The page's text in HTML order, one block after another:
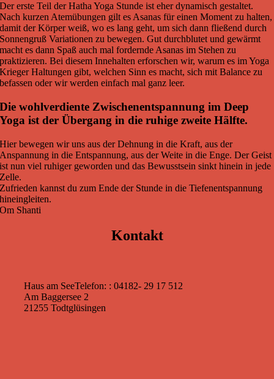
Der erste Teil der Hatha Yoga Stunde ist eher dynamisch gestaltet.
Nach kurzen Atemübungen gilt es Asanas für einen Moment zu halten,
damit der Körper weiß, wo es lang geht, um sich dann fließend durch
Sonnengruß Variationen zu bewegen. Gut durchblutet und gewärmt
macht es dann Spaß auch mal fordernde Asanas im Stehen zu
praktizieren. Bei diesem Innehalten erforschen wir, warum es im Yoga
Krieger Haltungen gibt, welchen Sinn es macht, sich mit Balance zu
befassen oder wir werden einfach mal ganz leer.
Die wohlverdiente Zwischenentspannung im Deep
Yoga ist der Übergang in die ruhige zweite Hälfte.
Hier bewegen wir uns aus der Dehnung in die Kraft, aus der
Anspannung in die Entspannung, aus der Weite in die Enge. Der Geist
ist nun viel ruhiger geworden und das Bewusstsein sinkt hinein in jede
Zelle.
Zufrieden kannst du zum Ende der Stunde in die Tiefenentspannung
hineingleiten.
Om Shanti
Kontakt
Haus am SeeTelefon: : 04182- 29 17 512
Am Baggersee 2
21255 Todtglüsingen